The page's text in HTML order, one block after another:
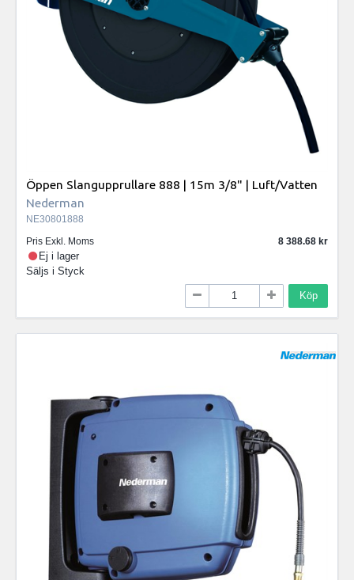
Öppen Slangupprullare 888 | 15m 3/8" | Luft/Vatten
Nederman
NE30801888
Pris Exkl. Moms
8 388.68
Ej i lager
Säljs i Styck
Köp